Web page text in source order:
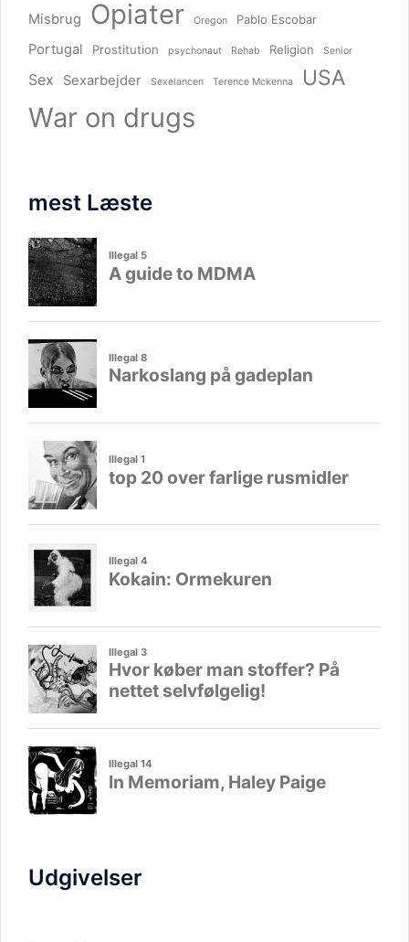
Misbrug Opiater Oregon Pablo Escobar
Portugal Prostitution psychonaut Rehab Religion Senior
Sex Sexarbejder Sexelancen Terence Mckenna USA
War on drugs
mest Læste
Udgivelser